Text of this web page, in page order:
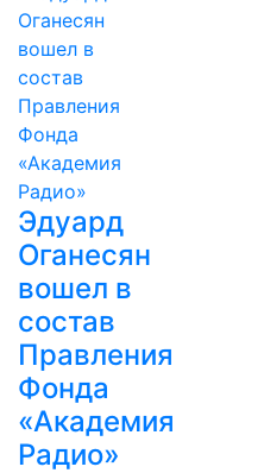
Эдуард
Оганесян
вошел в
состав
Правления
Фонда
«Академия
Радио»